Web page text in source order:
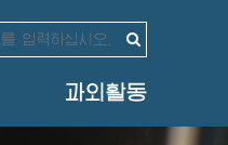
과외활동